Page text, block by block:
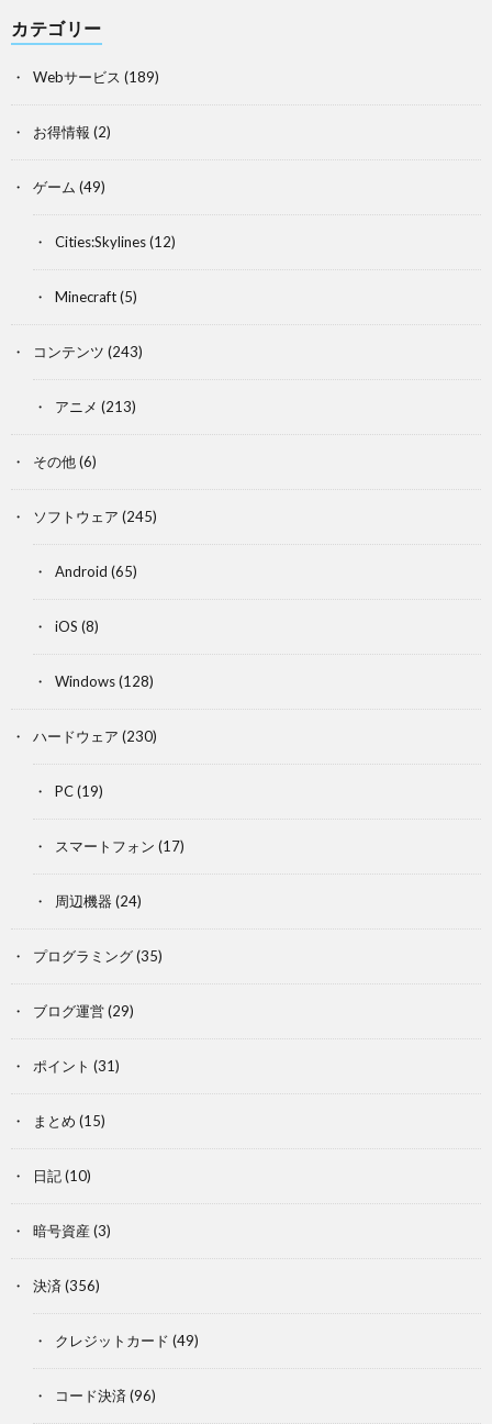
カテゴリー
Webサービス (189)
お得情報 (2)
ゲーム (49)
Cities:Skylines(12)
Minecraft(5)
コンテンツ (243)
アニメ (213)
その他(6)
ソフトウェア (245)
Android (65)
iOS (8)
Windows(128)
ハードウェア (230)
PC(19)
スマートフォン (17)
周辺機器 (24)
プログラミング(35)
ブログ運営(29)
ポイント (31)
まとめ (15)
日記(10)
暗号資産 (3)
決済 (356)
クレジットカード (49)
コード決済 (96)